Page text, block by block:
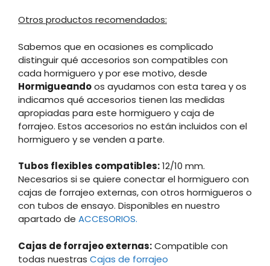
Otros productos recomendados:
Sabemos que en ocasiones es complicado
distinguir qué accesorios son compatibles con
cada hormiguero y por ese motivo, desde
Hormigueandoos ayudamos con esta tarea y os
indicamos qué accesorios tienen las medidas
apropiadas para este hormiguero y caja de
forrajeo. Estos accesorios no están incluidos con el
hormiguero y se venden a parte.
Tubos flexibles compatibles:12/10 mm.
Necesarios si se quiere conectar el hormiguero con
cajas de forrajeo externas, con otros hormigueros o
con tubos de ensayo. Disponibles en nuestro
apartado de ACCESORIOS.
Cajas de forrajeo externas:Compatible con
todas nuestras Cajas de forrajeo